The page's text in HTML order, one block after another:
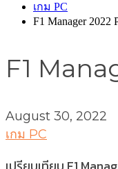
เกม PC
F1 Manager 2022
F1
August 30, 2022
เกม PC